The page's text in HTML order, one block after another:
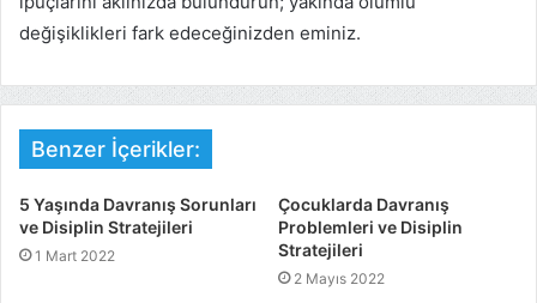
değişiklikleri fark edeceğinizden eminiz.
Benzer İçerikler:
5 Yaşında Davranış Sorunları
ve Disiplin Stratejileri
1 Mart 2022
Çocuklarda Davranış
Problemleri ve Disiplin
Stratejileri
2 Mayıs 2022